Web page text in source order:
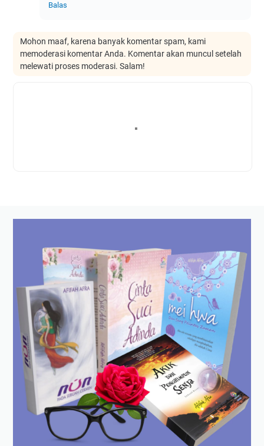
Balas
Mohon maaf, karena banyak komentar spam, kami
memoderasi komentar Anda. Komentar akan muncul setelah
melewati proses moderasi. Salam!